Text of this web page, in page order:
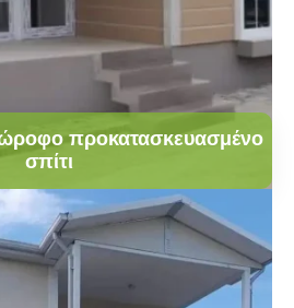
προκατασκευασμένο
σπίτι